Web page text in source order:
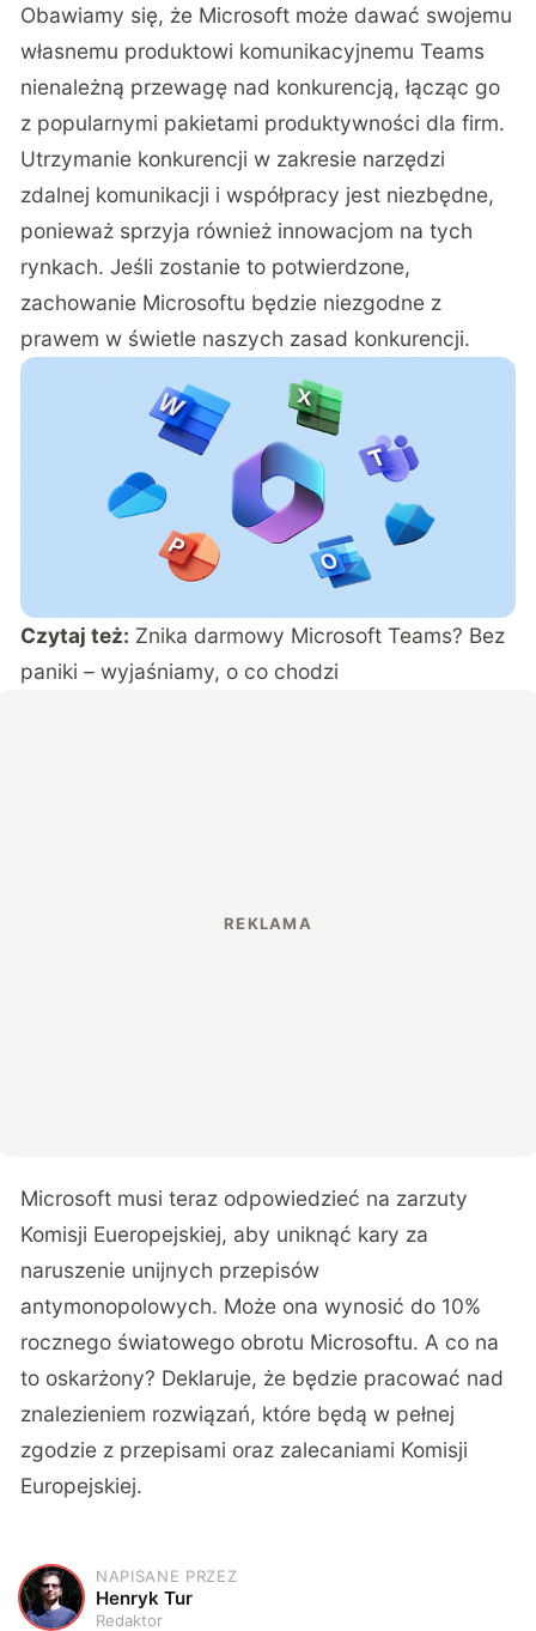
Obawiamy się, że Microsoft może dawać swojemu
własnemu produktowi komunikacyjnemu Teams
nienależną przewagę nad konkurencją, łącząc go
z popularnymi pakietami produktywności dla firm.
Utrzymanie konkurencji w zakresie narzędzi
zdalnej komunikacji i współpracy jest niezbędne,
ponieważ sprzyja również innowacjom na tych
rynkach. Jeśli zostanie to potwierdzone,
zachowanie Microsoftu będzie niezgodne z
prawem w świetle naszych zasad konkurencji.
Czytaj też: Znika darmowy Microsoft Teams? Bez
paniki – wyjaśniamy, o co chodzi
Microsoft musi teraz odpowiedzieć na zarzuty
Komisji Eueropejskiej, aby uniknąć kary za
naruszenie unijnych przepisów
antymonopolowych. Może ona wynosić do 10%
rocznego światowego obrotu Microsoftu. A co na
to oskarżony? Deklaruje, że będzie pracować nad
znalezieniem rozwiązań, które będą w pełnej
zgodzie z przepisami oraz zalecaniami Komisji
Europejskiej.
H
NAPISANE PRZEZ
Henryk Tur
Redaktor